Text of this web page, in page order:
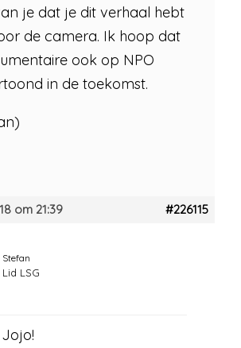
je dat je dit verhaal hebt
de camera. Ik hoop dat
ook op NPO
in de toekomst.
om 21:39 #226115
Stefan
Lid LSG